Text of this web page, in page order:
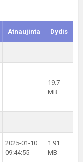
Atnaujinta Dydis
19.7
MB
2025-01-10
09:44:55
1.91
MB